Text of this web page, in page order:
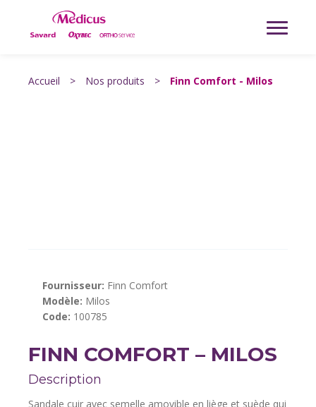
Accueil > Nos produits > Finn Comfort - Milos
Fournisseur: Finn Comfort
Modèle: Milos
Code: 100785
FINN COMFORT – MILOS
Description
Sandale cuir avec semelle amovible en liège et suède qui